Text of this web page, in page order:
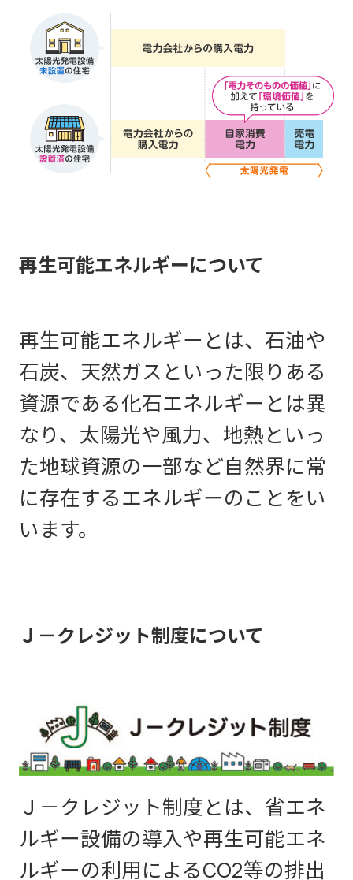
再生可能エネルギーについて
再生可能エネルギーとは、石油や
石炭、天然ガスといった限りある
資源である化石エネルギーとは異
なり、太陽光や風力、地熱といっ
た地球資源の一部など自然界に常
に存在するエネルギーのことをい
います。
Ｊ－クレジット制度について
Ｊ－クレジット制度とは、省エネ
ルギー設備の導入や再生可能エネ
ルギーの利用によるCO2等の排出